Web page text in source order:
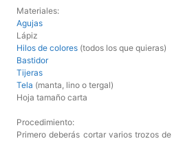
Materiales:
Agujas
Lápiz
Hilos de colores (todos los que quieras)
Bastidor
Tijeras
Tela (manta, lino o tergal)
Hoja tamaño carta
Procedimiento:
Primero deberás cortar varios trozos